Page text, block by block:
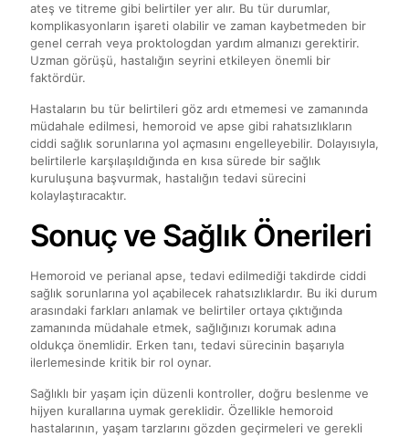
ateş ve titreme gibi belirtiler yer alır. Bu tür durumlar,
komplikasyonların işareti olabilir ve zaman kaybetmeden bir
genel cerrah veya proktologdan yardım almanızı gerektirir.
Uzman görüşü, hastalığın seyrini etkileyen önemli bir
faktördür.
Hastaların bu tür belirtileri göz ardı etmemesi ve zamanında
müdahale edilmesi, hemoroid ve apse gibi rahatsızlıkların
ciddi sağlık sorunlarına yol açmasını engelleyebilir. Dolayısıyla,
belirtilerle karşılaşıldığında en kısa sürede bir sağlık
kuruluşuna başvurmak, hastalığın tedavi sürecini
kolaylaştıracaktır.
Sonuç ve Sağlık Önerileri
Hemoroid ve perianal apse, tedavi edilmediği takdirde ciddi
sağlık sorunlarına yol açabilecek rahatsızlıklardır. Bu iki durum
arasındaki farkları anlamak ve belirtiler ortaya çıktığında
zamanında müdahale etmek, sağlığınızı korumak adına
oldukça önemlidir. Erken tanı, tedavi sürecinin başarıyla
ilerlemesinde kritik bir rol oynar.
Sağlıklı bir yaşam için düzenli kontroller, doğru beslenme ve
hijyen kurallarına uymak gereklidir. Özellikle hemoroid
hastalarının, yaşam tarzlarını gözden geçirmeleri ve gerekli